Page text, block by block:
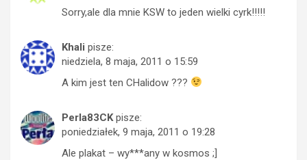
Sorry,ale dla mnie KSW to jeden wielki cyrk!!!!!
Khali pisze:
niedziela, 8 maja, 2011 o 15:59
A kim jest ten CHalidow ???
Perla83CK pisze:
poniedziałek, 9 maja, 2011 o 19:28
Ale plakat – wy***any w kosmos ;]